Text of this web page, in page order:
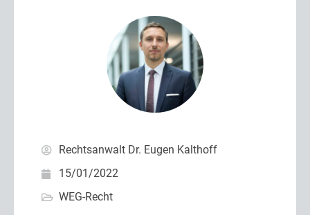
Rechtsanwalt Dr. Eugen Kalthoff
15/01/2022
WEG-Recht